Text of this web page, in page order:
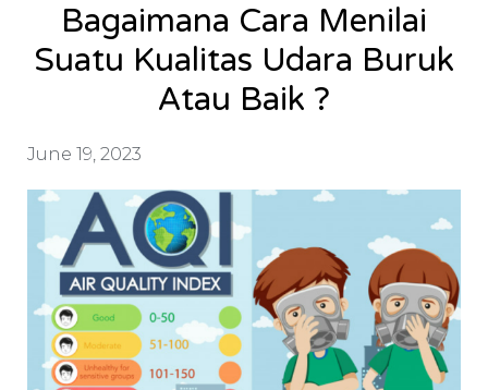
Bagaimana Cara Menilai
Suatu Kualitas Udara Buruk
Atau Baik ?
June 19, 2023